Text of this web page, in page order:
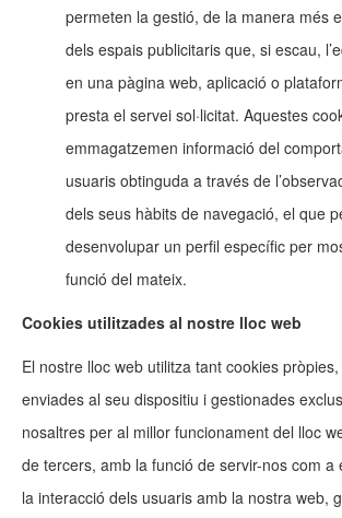
permeten la gestió, de la manera més
dels espais publicitaris que, si escau,
en una pàgina web, aplicació o
presta el servei sol·licitat. Aquestes
emmagatzemen informació del
usuaris obtinguda a través de
dels seus hàbits de navegació, el que
desenvolupar un perfil específic per
funció del mateix.
Cookies utilitzades al nostre lloc web
El nostre lloc web utilitza tant cookies
enviades al seu dispositiu i gestionades
nosaltres per al millor funcionament del lloc
de tercers, amb la funció de servir-nos com a
la interacció dels usuaris amb la nostra web,